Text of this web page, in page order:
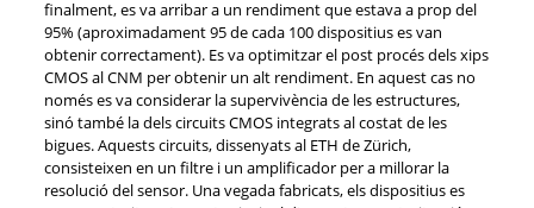
finalment, es va arribar a un rendiment que estava a prop del
95% (aproximadament 95 de cada 100 dispositius es van
obtenir correctament). Es va optimitzar el post procés dels xips
CMOS al CNM per obtenir un alt rendiment. En aquest cas no
només es va considerar la supervivència de les estructures,
sinó també la dels circuits CMOS integrats al costat de les
bigues. Aquests circuits, dissenyats al ETH de Zürich,
consisteixen en un filtre i un amplificador per a millorar la
resolució del sensor. Una vegada fabricats, els dispositius es